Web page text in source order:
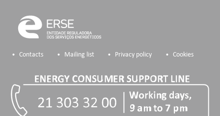
Contacts Mailing list Privacy policy Cookies